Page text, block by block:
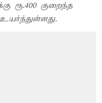
ரூ.400 குறைந்த